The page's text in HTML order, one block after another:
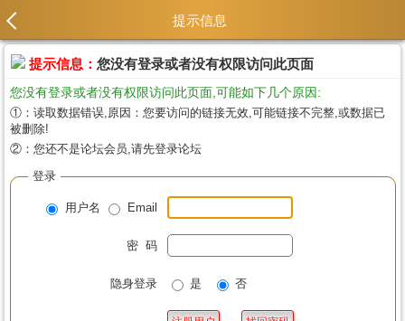
提示信息
提示信息： 您没有登录或者没有权限访问此页面
您没有登录或者没有权限访问此页面,可能如下几个原因:
①：读取数据错误,原因：您要访问的链接无效,可能链接不完整,或数据已
被删除!
②：您还不是论坛会员,请先登录论坛
登录
用户名 Email
密 码
隐身登录 是 否